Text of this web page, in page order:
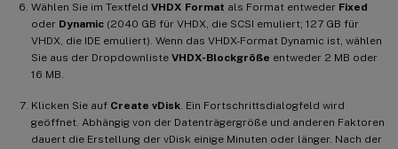
Wählen Sie im Textfeld VHDX Format als Format entweder Fixed
oder Dynamic (2040 GB für VHDX, die SCSI emuliert; 127 GB für
VHDX, die IDE emuliert). Wenn das VHDX-Format Dynamic ist, wählen
Sie aus der Dropdownliste VHDX-Blockgröße entweder 2 MB oder
16 MB.
Klicken Sie auf Create vDisk. Ein Fortschrittsdialogfeld wird
geöffnet. Abhängig von der Datenträgergröße und anderen Faktoren
dauert die Erstellung der vDisk einige Minuten oder länger. Nach der